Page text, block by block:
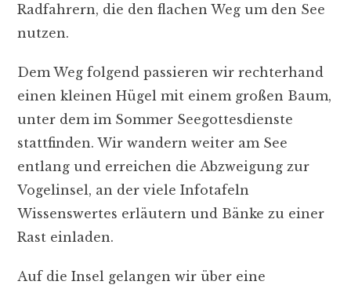
Radfahrern, die den flachen Weg um den See
nutzen.
Dem Weg folgend passieren wir rechterhand
einen kleinen Hügel mit einem großen Baum,
unter dem im Sommer Seegottesdienste
stattfinden. Wir wandern weiter am See
entlang und erreichen die Abzweigung zur
Vogelinsel, an der viele Infotafeln
Wissenswertes erläutern und Bänke zu einer
Rast einladen.
Auf die Insel gelangen wir über eine